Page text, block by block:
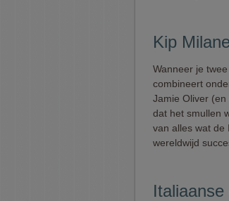
Kip
Wanneer je
combineert
Jamie Oliver
dat het smullen
van alles wat de
wereldwijd